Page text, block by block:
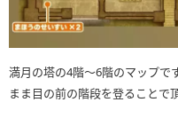
満月の塔の4階〜6階のマップで
まま目の前の階段を登ることで